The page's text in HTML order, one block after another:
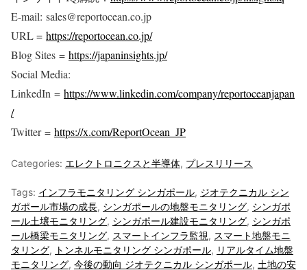
E-mail: sales@reportocean.co.jp
URL = https://reportocean.co.jp/
Blog Sites = https://japaninsights.jp/
Social Media:
LinkedIn = https://www.linkedin.com/company/reportoceanjapan
/
Twitter = https://x.com/ReportOcean_JP
Categories: エレクトロニクスと半導体, プレスリリース
Tags: インフラモニタリング シンガポール, ジオテクニカル シン
ガポール市場の成長, シンガポールの地盤モニタリング, シンガポ
ール土壌モニタリング, シンガポール建設モニタリング, シンガポ
ール橋梁モニタリング, スマートインフラ監視, スマート地盤モニ
タリング, トンネルモニタリング シンガポール, リアルタイム地盤
モニタリング, 今後の動向 ジオテクニカル シンガポール, 土地の安